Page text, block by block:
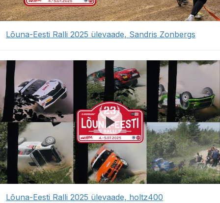
Lõuna-Eesti Ralli 2025 ülevaade, Sandris Zonbergs
Lõuna-Eesti Ralli 2025 ülevaade, holtz400